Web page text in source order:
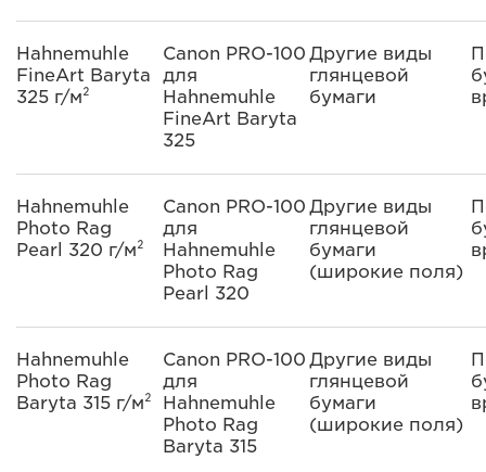
Hahnemuhle
FineArt Baryta
325 г/м²
Canon PRO-100
для
Hahnemuhle
FineArt Baryta
325
Другие виды
глянцевой
бумаги
Hahnemuhle
Photo Rag
Pearl 320 г/м²
Canon PRO-100
для
Hahnemuhle
Photo Rag
Pearl 320
Другие виды
глянцевой
бумаги
(широкие поля)
Hahnemuhle
Photo Rag
Baryta 315 г/м²
Canon PRO-100
для
Hahnemuhle
Photo Rag
Baryta 315
Другие виды
глянцевой
бумаги
(широкие поля)